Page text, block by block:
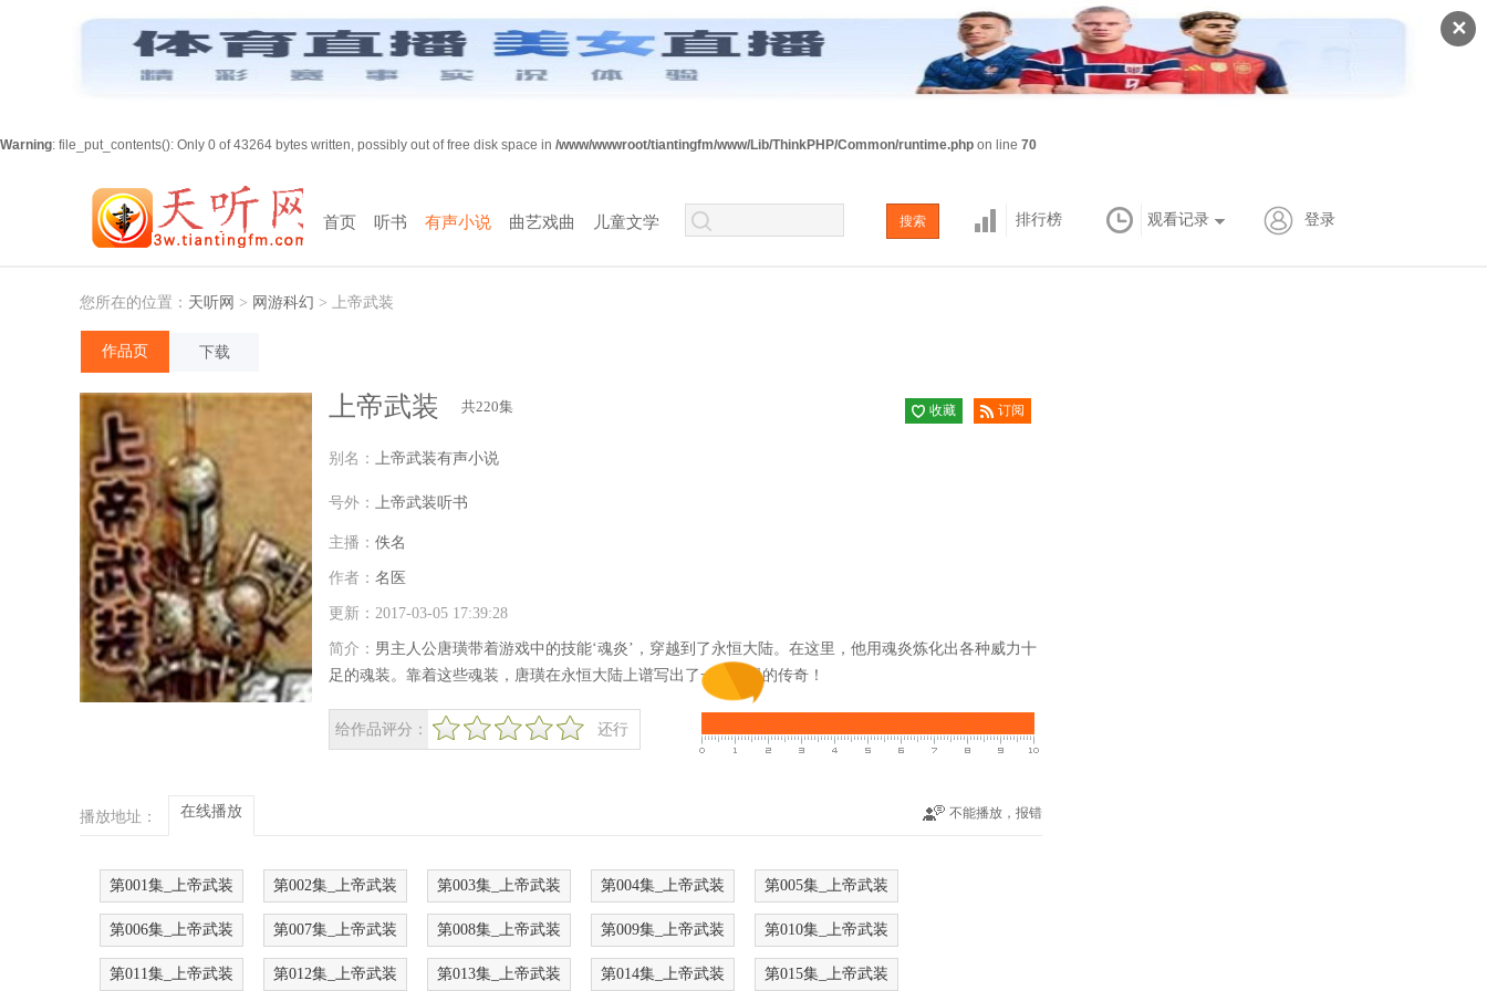
✕
Warning: file_put_contents(): Only 0 of 43264 bytes written, possibly out of free disk space in /www/wwwroot/tiantingfm/www/Lib/ThinkPHP/Common/runtime.php on line 70
首页 听书 有声小说 曲艺戏曲 儿童文学 排行榜 观看记录 登录
您所在的位置： 天听网 > 网游科幻 > 上帝武装
作品页 下载
上帝武装 共220集
收藏
订阅
别名： 上帝武装有声小说
号外： 上帝武装听书
主播： 佚名
作者： 名医
更新：2017-03-05 17:39:28
简介： 男主人公唐璜带着游戏中的技能‘魂炎’，穿越到了永恒大陆。在这里，他用魂炎炼化出各种威力十
足的魂装。靠着这些魂装，唐璜在永恒大陆上谱写出了一段耀眼的传奇！
给作品评分：
很差较差 还行 推荐力荐 还行
播放地址： 在线播放 不能播放，报错
第001集_上帝武装 第002集_上帝武装 第003集_上帝武装 第004集_上帝武装 第005集_上帝武装
第006集_上帝武装 第007集_上帝武装 第008集_上帝武装 第009集_上帝武装 第010集_上帝武装
第011集_上帝武装 第012集_上帝武装 第013集_上帝武装 第014集_上帝武装 第015集_上帝武装